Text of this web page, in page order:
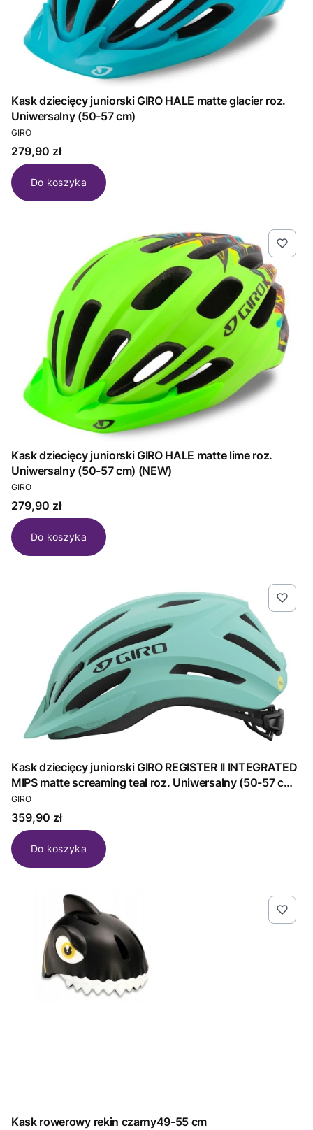
Kask dziecięcy juniorski GIRO HALE matte glacier roz.
Uniwersalny (50-57 cm)
PRODUCENT
GIRO
Cena
279,90 zł
Do koszyka
Kask dziecięcy juniorski GIRO HALE matte lime roz.
Uniwersalny (50-57 cm) (NEW)
PRODUCENT
GIRO
Cena
279,90 zł
Do koszyka
Kask dziecięcy juniorski GIRO REGISTER II INTEGRATED
MIPS matte screaming teal roz. Uniwersalny (50-57 cm)
(NEW)
PRODUCENT
GIRO
Cena
359,90 zł
Do koszyka
Kask rowerowy rekin czarny49-55 cm